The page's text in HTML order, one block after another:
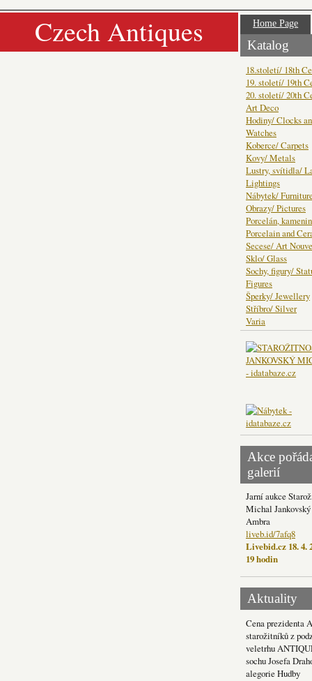
Czech Antiques Home Page
Katalog
18.století/ 18th
19. století/ 19th
20. století/ 20th
Art Deco
Hodiny/ Clocks
Watches
Koberce/ Carpets
Kovy/ Metals
Lustry, svítidla/
Lightings
Nábytek/
Obrazy/ Pictures
Porcelán,
Porcelain and
Secese/ Art
Sklo/ Glass
Sochy, figury/
Figures
Šperky/ Jewellery
Stříbro/ Silver
Varia
Akce
galerií
Jarní aukce
Michal
Ambra
liveb.id/7afq8
Livebid.cz 18. 4.
19 hodin
Aktuality
Cena prezidenta
starožitníků z
veletrhu
sochu Josefa
alegorie Hudby